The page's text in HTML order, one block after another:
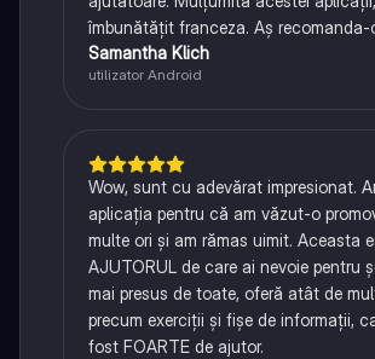
îmbunătățit franceza. Aș recomanda-
Samantha Klich
utilizator Android
Wow, sunt cu adevărat impresionat.
aplicația pentru că am văzut-o
multe ori și am rămas uimit. Aceasta
AJUTORUL de care ai nevoie pentru
mai presus de toate, oferă atât de
precum exerciții și fișe de informații,
fost FOARTE de ajutor.